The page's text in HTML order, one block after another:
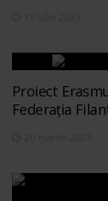
Proiect
Federația